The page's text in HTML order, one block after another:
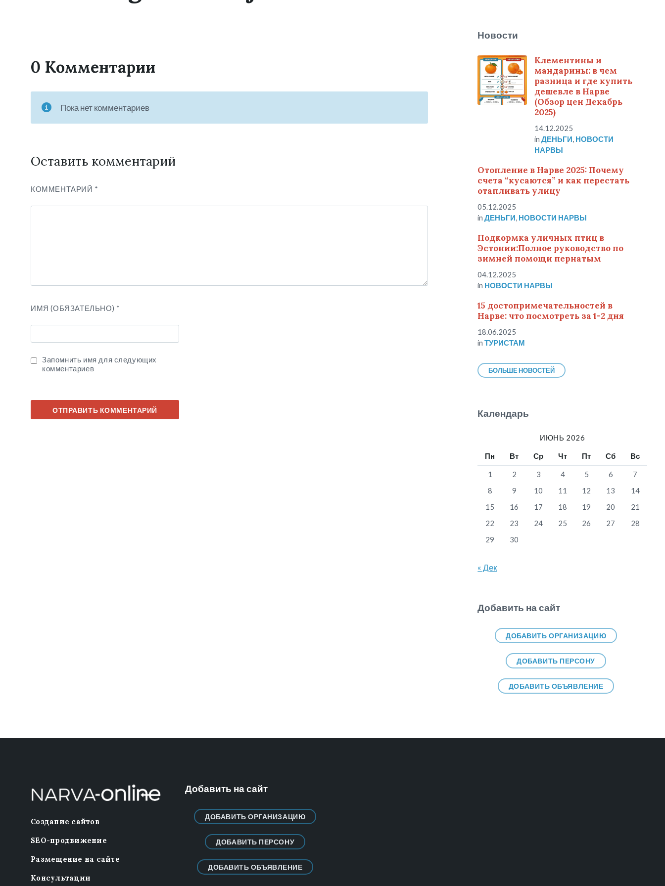
0 Комментарии
Пока нет комментариев
Оставить комментарий
КОММЕНТАРИЙ *
ИМЯ (ОБЯЗАТЕЛЬНО) *
Запомнить имя для следующих
комментариев
Новости
Клементины и
мандарины: в чем
разница и где купить
дешевле в Нарве
(Обзор цен Декабрь
2025)
14.12.2025
inДЕНЬГИ, НОВОСТИ
НАРВЫ
Отопление в Нарве 2025: Почему
счета “кусаются” и как перестать
отапливать улицу
05.12.2025
inДЕНЬГИ, НОВОСТИ НАРВЫ
Подкормка уличных птиц в
Эстонии:Полное руководство по
зимней помощи пернатым
04.12.2025
in НОВОСТИ НАРВЫ
15 достопримечательностей в
Нарве: что посмотреть за 1-2 дня
18.06.2025
inТУРИСТАМ
БОЛЬШЕ НОВОСТЕЙ
Календарь
ИЮНЬ 2026
Пн Вт Ср Чт Пт Сб Вс
1 2 3 4 5 6
7
8
9 10 11 12 13
14
15
16 17 18 19 20
21
22
23 24 25 26 27
28
29
30
« Дек
Добавить на сайт
ДОБАВИТЬ ОРГАНИЗАЦИЮ
ДОБАВИТЬ ПЕРСОНУ
ДОБАВИТЬ ОБЪЯВЛЕНИЕ
Создание сайтов
SEO-продвижение
Размещение на сайте
Консультации
Добавить на сайт
ДОБАВИТЬ ОРГАНИЗАЦИЮ
ДОБАВИТЬ ПЕРСОНУ
ДОБАВИТЬ ОБЪЯВЛЕНИЕ